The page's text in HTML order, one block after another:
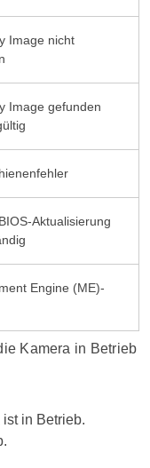
Image nicht
Image gefunden
Aktualisierung
Engine (ME)-
Kamera in Betrieb
in Betrieb.